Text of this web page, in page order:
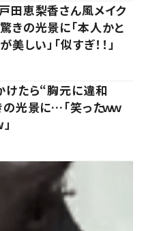
田恵梨香さん風メイク
の光景に「本人かと
美しい」「似すぎ！！」
けたら“胸元に違和
光景に…「笑ったｗｗ